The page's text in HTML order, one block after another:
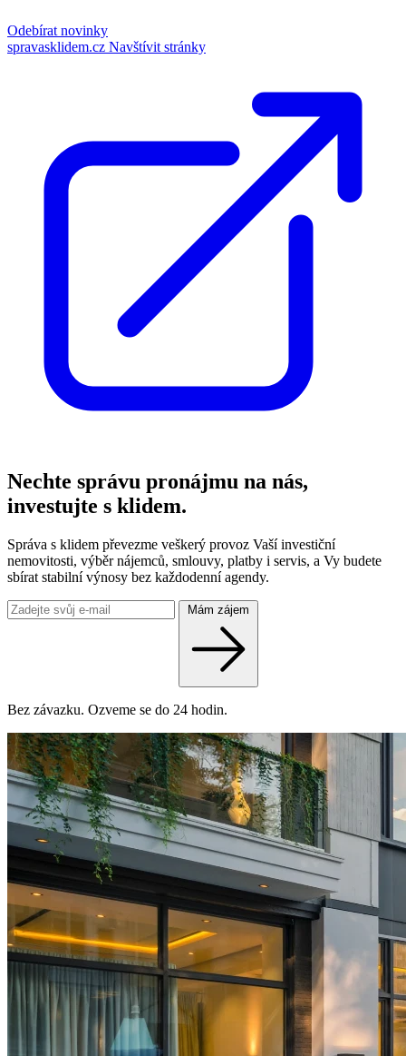
Odebírat novinky
spravasklidem.cz Navštívit stránky
Nechte správu pronájmu na nás,
investujte s klidem.
Správa s klidem převezme veškerý provoz Vaší investiční
nemovitosti, výběr nájemců, smlouvy, platby i servis, a Vy budete
sbírat stabilní výnosy bez každodenní agendy.
Mám zájem
Bez závazku. Ozveme se do 24 hodin.